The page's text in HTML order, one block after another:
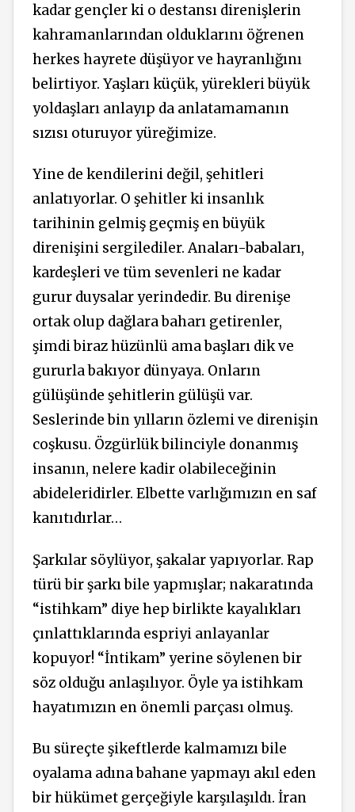
kadar gençler ki o destansı direnişlerin
kahramanlarından olduklarını öğrenen
herkes hayrete düşüyor ve hayranlığını
belirtiyor. Yaşları küçük, yürekleri büyük
yoldaşları anlayıp da anlatamamanın
sızısı oturuyor yüreğimize.
Yine de kendilerini değil, şehitleri
anlatıyorlar. O şehitler ki insanlık
tarihinin gelmiş geçmiş en büyük
direnişini sergilediler. Anaları-babaları,
kardeşleri ve tüm sevenleri ne kadar
gurur duysalar yerindedir. Bu direnişe
ortak olup dağlara baharı getirenler,
şimdi biraz hüzünlü ama başları dik ve
gururla bakıyor dünyaya. Onların
gülüşünde şehitlerin gülüşü var.
Seslerinde bin yılların özlemi ve direnişin
coşkusu. Özgürlük bilinciyle donanmış
insanın, nelere kadir olabileceğinin
abideleridirler. Elbette varlığımızın en saf
kanıtıdırlar…
Şarkılar söylüyor, şakalar yapıyorlar. Rap
türü bir şarkı bile yapmışlar; nakaratında
“istihkam” diye hep birlikte kayalıkları
çınlattıklarında espriyi anlayanlar
kopuyor! “İntikam” yerine söylenen bir
söz olduğu anlaşılıyor. Öyle ya istihkam
hayatımızın en önemli parçası olmuş.
Bu süreçte şikeftlerde kalmamızı bile
oyalama adına bahane yapmayı akıl eden
bir hükümet gerçeğiyle karşılaşıldı. İran